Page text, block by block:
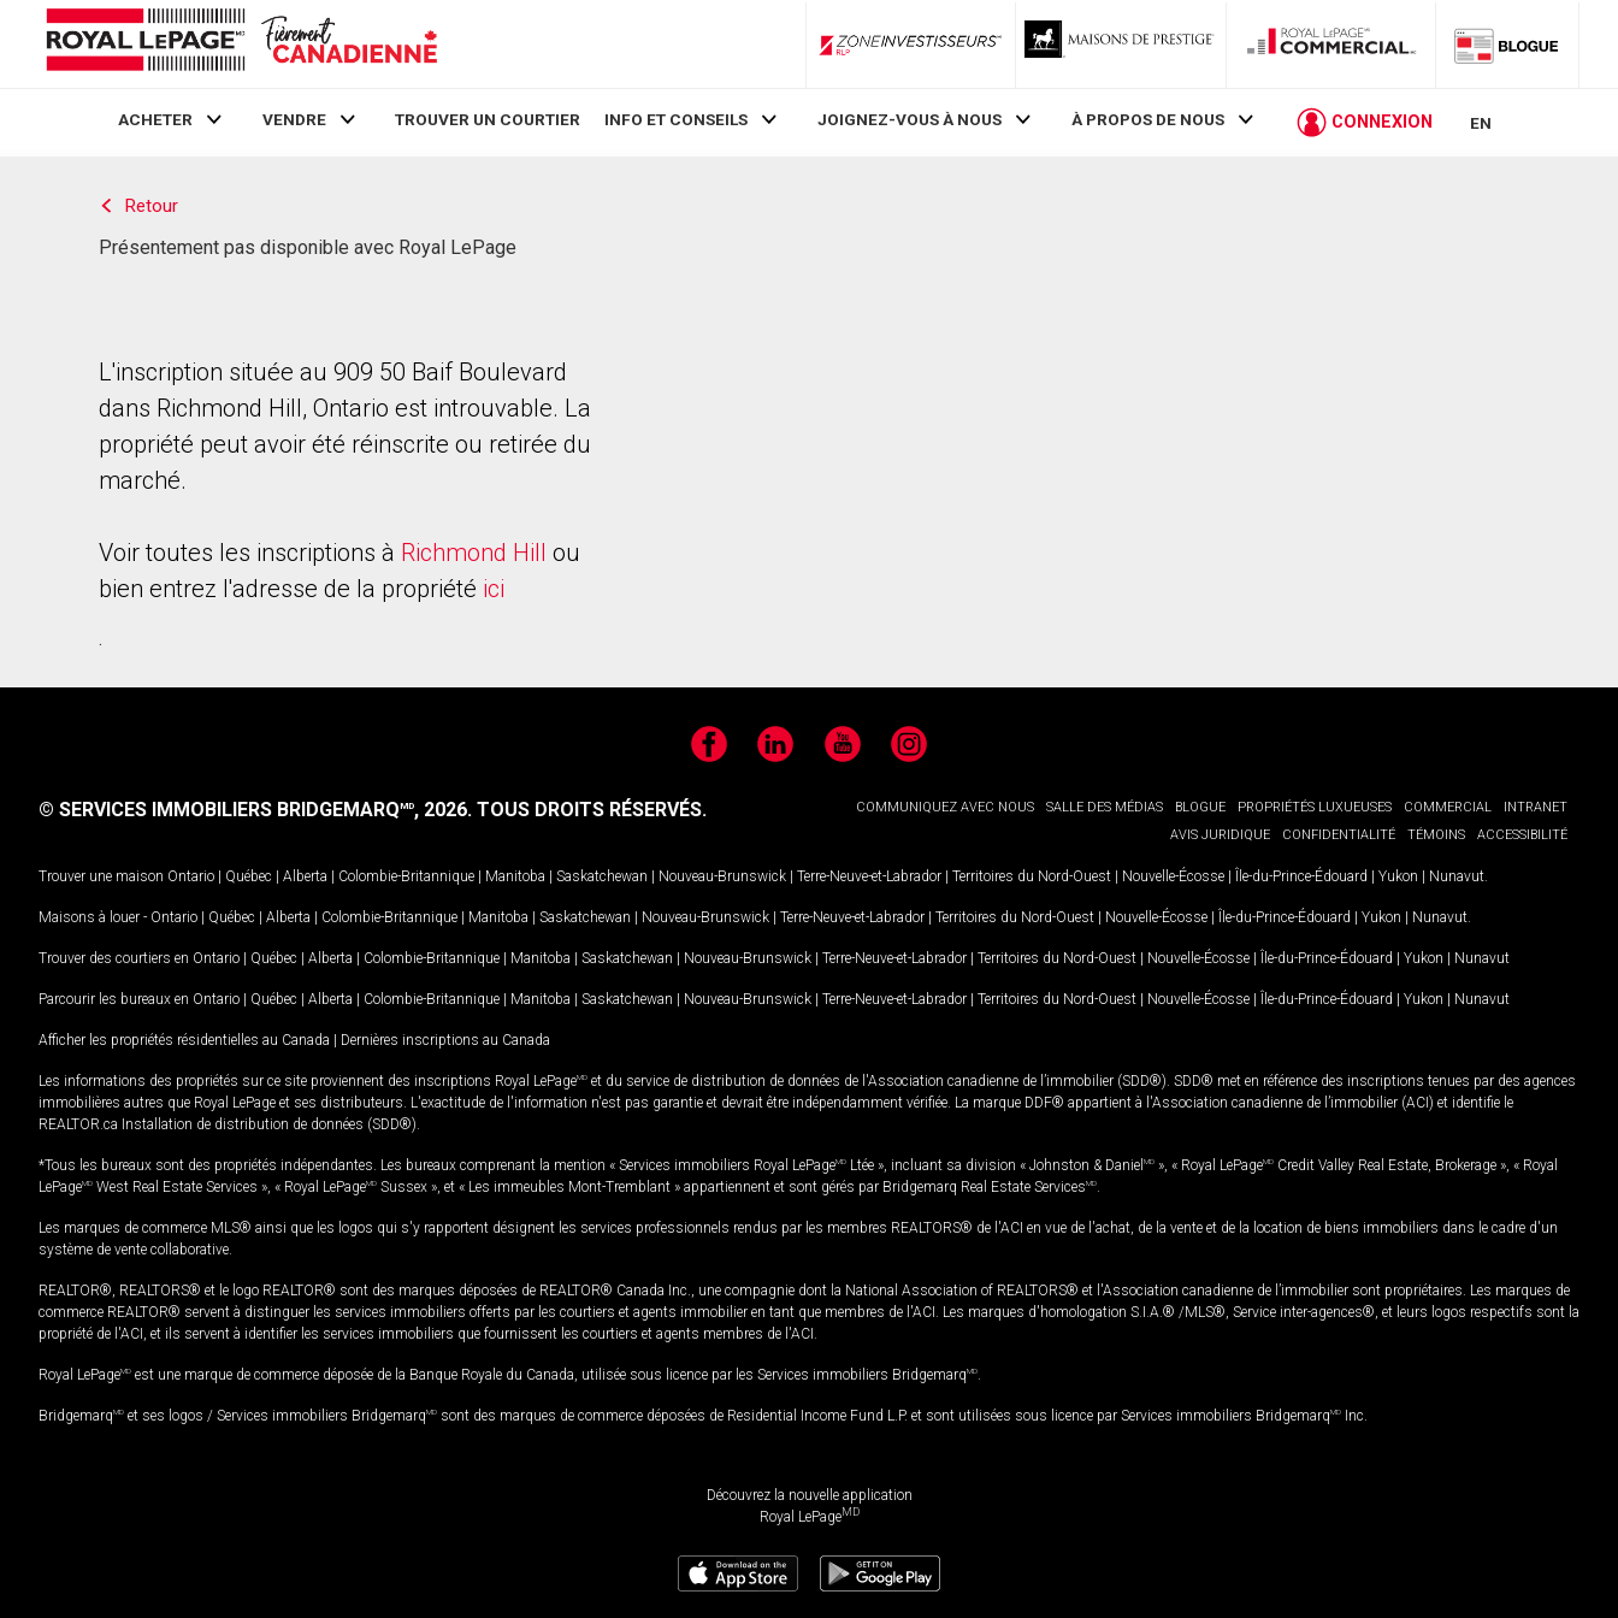
ZoneInvestisseurs RLP
ACHETER VENDRE TROUVER UN COURTIER INFO ET CONSEILS JOIGNEZ-VOUS À NOUS À PROPOS DE NOUS CONNEXION EN
Retour
Présentement pas disponible avec Royal LePage
L'inscription située au 909 50 Baif Boulevard
dans Richmond Hill, Ontario est introuvable. La
propriété peut avoir été réinscrite ou retirée du
marché.
Voir toutes les inscriptions à Richmond Hill ou
bien entrez l'adresse de la propriété ici
.
FacebookLinkedIn YouTubeInstagram
COMMUNIQUEZ AVEC NOUS SALLE DES MÉDIAS BLOGUE PROPRIÉTÉS LUXUEUSES COMMERCIAL
INTRANET
AVIS JURIDIQUE
CONFIDENTIALITÉ TÉMOINS ACCESSIBILITÉ
© SERVICES IMMOBILIERS BRIDGEMARQMD, 2026. TOUS DROITS RÉSERVÉS.
Trouver une maison Ontario | Québec | Alberta | Colombie-Britannique | Manitoba | Saskatchewan | Nouveau-Brunswick | Terre-Neuve-et-Labrador | Territoires du Nord-Ouest | Nouvelle-Écosse | Île-du-Prince-Édouard | Yukon | Nunavut
Maisons à louer - Ontario | Québec | Alberta | Colombie-Britannique | Manitoba | Saskatchewan | Nouveau-Brunswick | Terre-Neuve-et-Labrador | Territoires du Nord-Ouest | Nouvelle-Écosse | Île-du-Prince-Édouard | Yukon | Nunavut
Trouver des courtiers en Ontario | Québec | Alberta | Colombie-Britannique | Manitoba | Saskatchewan | Nouveau-Brunswick | Terre-Neuve-et-Labrador | Territoires du Nord-Ouest | Nouvelle-Écosse | Île-du-Prince-Édouard | Yukon | Nunavut
Parcourir les bureaux en Ontario | Québec | Alberta | Colombie-Britannique | Manitoba | Saskatchewan | Nouveau-Brunswick | Terre-Neuve-et-Labrador | Territoires du Nord-Ouest | Nouvelle-Écosse | Île-du-Prince-Édouard | Yukon | Nunavut
Afficher les propriétés résidentielles au Canada | Dernières inscriptions au Canada
Les informations des propriétés sur ce site proviennent des inscriptions Royal LePageMD et du service de distribution de données de l'Association canadienne de l’immobilier (SDD®). SDD® met en référence des inscriptions tenues par des agences
immobilières autres que Royal LePage et ses distributeurs. L'exactitude de l'information n'est pas garantie et devrait être indépendamment vérifiée. La marque DDF® appartient à l'Association canadienne de l’immobilier (ACI) et identifie le
REALTOR.ca Installation de distribution de données (SDD®).
*Tous les bureaux sont des propriétés indépendantes. Les bureaux comprenant la mention « Services immobiliers Royal LePageMD Ltée », incluant sa division « Johnston & Daniel MD », « Royal LePageMD Credit Valley Real Estate, Brokerage », « Royal
LePageMD West Real Estate Services », « Royal LePageMD Sussex », et « Les immeubles Mont-Tremblant » appartiennent et sont gérés par Bridgemarq Real Estate ServicesMD
Les marques de commerce MLS® ainsi que les logos qui s'y rapportent désignent les services professionnels rendus par les membres REALTORS® de l'ACI en vue de l'achat, de la vente et de la location de biens immobiliers dans le cadre d'un
système de vente collaborative.
REALTOR®, REALTORS® et le logo REALTOR® sont des marques déposées de REALTOR® Canada Inc., une compagnie dont la National Association of REALTORS® et l'Association canadienne de l’immobilier sont propriétaires. Les marques de
commerce REALTOR® servent à distinguer les services immobiliers offerts par les courtiers et agents immobilier en tant que membres de l'ACI. Les marques d'homologation S.I.A.® /MLS®, Service inter-agences®, et leurs logos respectifs sont la
propriété de l'ACI, et ils servent à identifier les services immobiliers que fournissent les courtiers et agents membres de l'ACI.
Royal LePageMD est une marque de commerce déposée de la Banque Royale du Canada, utilisée sous licence par les Services immobiliers BridgemarqMD
BridgemarqMD et ses logos / Services immobiliers BridgemarqMD sont des marques de commerce déposées de Residential Income Fund L.P. et sont utilisées sous licence par Services immobiliers BridgemarqMD Inc.
Découvrez la nouvelle application
Royal LePageMD